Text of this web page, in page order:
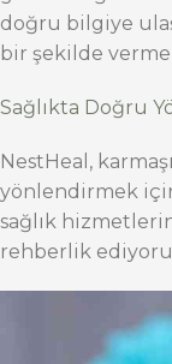
doğru bilgiye
bir şekilde
Sağlıkta Doğru
NestHeal,
yönlendirmek
sağlık
rehberlik